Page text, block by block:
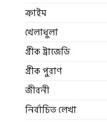
ক্রাইম
খেলাধুলা
গ্রীক ট্রাজেডি
গ্রীক পুরাণ
জীবনী
নির্বাচিত লেখা